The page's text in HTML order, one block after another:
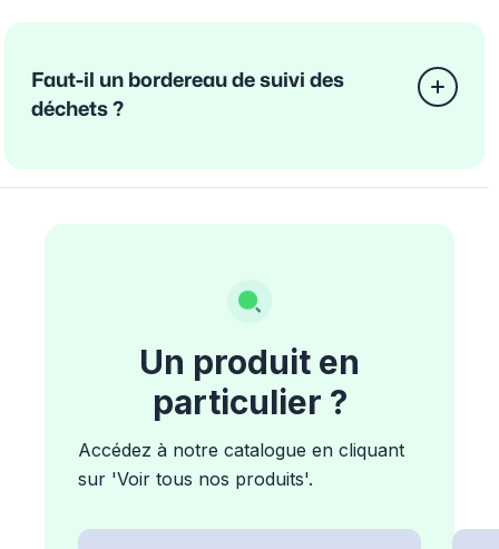
Faut-il un bordereau de suivi des
déchets ?
Un produit en
particulier ?
Accédez à notre catalogue en cliquant
sur 'Voir tous nos produits'.